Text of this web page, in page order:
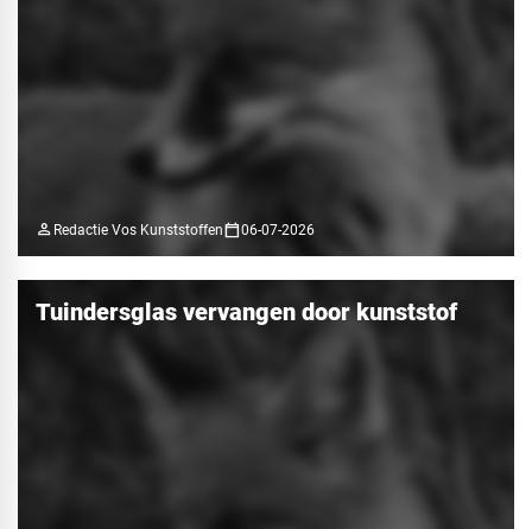
person Redactie Vos Kunststoffencalendar_today06-07-2026
Tuindersglas vervangen door kunststof